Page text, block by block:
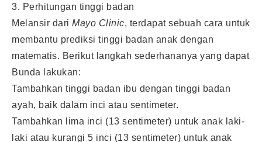
3. Perhitungan tinggi badan
Melansir dari Mayo Clinic, terdapat sebuah cara untuk
membantu prediksi tinggi badan anak dengan
matematis. Berikut langkah sederhananya yang dapat
Bunda lakukan:
Tambahkan tinggi badan ibu dengan tinggi badan
ayah, baik dalam inci atau sentimeter.
Tambahkan lima inci (13 sentimeter) untuk anak laki-
laki atau kurangi 5 inci (13 sentimeter) untuk anak